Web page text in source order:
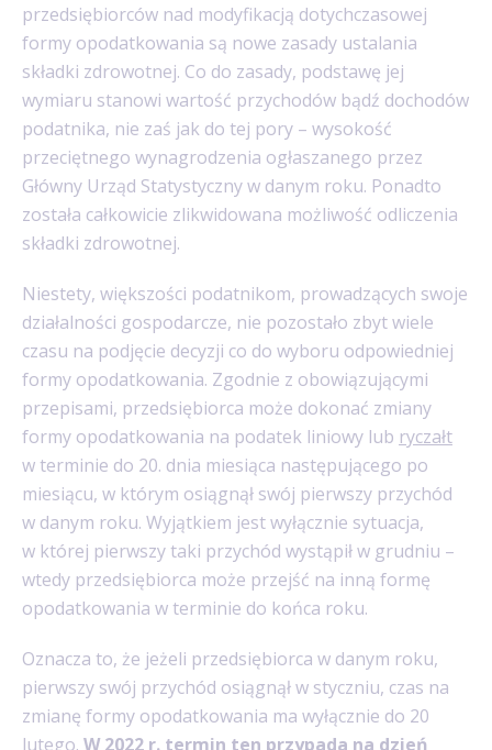
przedsiębiorców nad modyfikacją dotychczasowej
formy opodatkowania są nowe zasady ustalania
składki zdrowotnej. Co do zasady, podstawę jej
wymiaru stanowi wartość przychodów bądź dochodów
podatnika, nie zaś jak do tej pory – wysokość
przeciętnego wynagrodzenia ogłaszanego przez
Główny Urząd Statystyczny w danym roku. Ponadto
została całkowicie zlikwidowana możliwość odliczenia
składki zdrowotnej.
Niestety, większości podatnikom, prowadzących swoje
działalności gospodarcze, nie pozostało zbyt wiele
czasu na podjęcie decyzji co do wyboru odpowiedniej
formy opodatkowania. Zgodnie z obowiązującymi
przepisami, przedsiębiorca może dokonać zmiany
formy opodatkowania na podatek liniowy lub ryczałt
w terminie do 20. dnia miesiąca następującego po
miesiącu, w którym osiągnął swój pierwszy przychód
w danym roku. Wyjątkiem jest wyłącznie sytuacja,
w której pierwszy taki przychód wystąpił w grudniu –
wtedy przedsiębiorca może przejść na inną formę
opodatkowania w terminie do końca roku.
Oznacza to, że jeżeli przedsiębiorca w danym roku,
pierwszy swój przychód osiągnął w styczniu, czas na
zmianę formy opodatkowania ma wyłącznie do 20
lutego. W 2022 r. termin ten przypada na dzień